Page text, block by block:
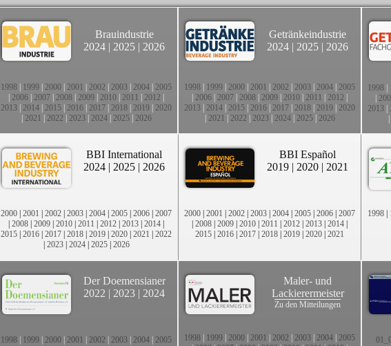
Brauindustrie
2024 | 2025 | 2026
1998 1999 2000 2001 2002 2003 2004 2005
2006 2007 2008 2009 2010 2011 2012
2013 2014 2015 2016 2017 2018 2019 2020
2021 2022 2023| 2024| 2025| 2026
Getränkeindustrie
2024 | 2025 | 2026
1998 1999 2000 2001 2002 2003 2004 2005
2006 2007 2008 2009 2010 2011 2012
2013 2014 2015 2016 2017 2018 2019 2020
2021 2022 2023| 2024| 2025| 2026
1998
2013
BBI International
2024 | 2025 | 2026
2000 | 2001 | 2002 | 2003 | 2004 | 2005 | 2006 | 2007
| 2008 | 2009 | 2010 | 2011 | 2012 | 2013 | 2014 |
2015 | 2016 | 2017 | 2018 | 2019 | 2020 | 2021 | 2022
| 2023| 2024| 2025| 2026
BBI Español
2019 | 2020 | 2021
2000 | 2001 | 2002 | 2003 | 2004 | 2005 | 2006 | 2007
| 2008 | 2009 | 2010 | 2011 | 2012 | 2013 | 2014 |
2015 | 2016 | 2017 | 2018 | 2019 | 2020 | 2021
1998 |
Der Doemensianer
2022 | 2023 | 2024
1998 1999 2000 2001 2002 2003 2004 2005
Maler- und
Lackierermeister
Zu den Mitteilungen
1998 1999 2000 2001 2002 2003 2004 2005